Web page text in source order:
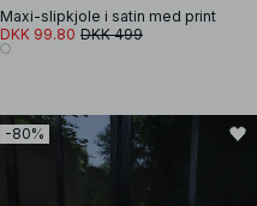
Maxi-slipkjole i satin med print
DKK 99.80 DKK 499
-80%